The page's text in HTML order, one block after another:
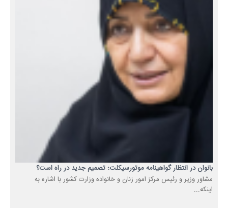
بانوان در انتظار گواهینامه موتورسیکلت؛ تصمیم جدید در راه است؟
مشاور وزیر و رئیس مرکز امور زنان و خانواده وزارت کشور با اشاره به
اینکه...